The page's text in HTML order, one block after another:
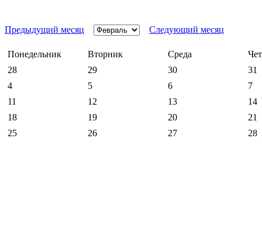
Предыдущий месяц Следующий месяц
Понедельник Вторник Среда
28
29 30
31
4
5 6
7
11
12 13
14
18
19 20
21
25
26 27 28